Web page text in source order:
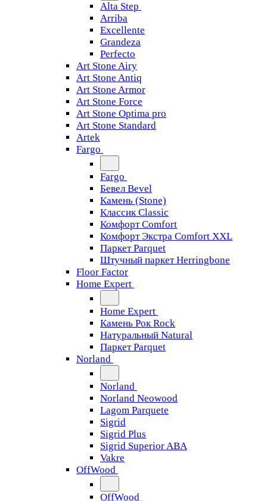
Alta Step
Arriba
Excellente
Grandeza
Perfecto
Art Stone Airy
Art Stone Antiq
Art Stone Armor
Art Stone Force
Art Stone Optima pro
Art Stone Standard
Artek
Fargo
Fargo
Бевел Bevel
Камень (Stone)
Классик Classic
Комфорт Comfort
Комфорт Экстра Comfort XXL
Паркет Parquet
Штучный паркет Herringbone
Floor Factor
Home Expert
Home Expert
Камень Рок Rock
Натуральный Natural
Паркет Parquet
Norland
Norland
Norland Neowood
Lagom Parquete
Sigrid
Sigrid Plus
Sigrid Superior ABA
Vakre
OffWood
OffWood